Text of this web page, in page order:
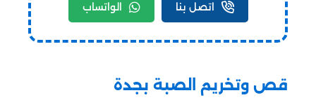
اتصل بنا الواتساب
قص وتخريم الصبة بجدة